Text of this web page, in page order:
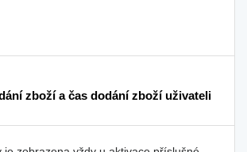
zboží a čas dodání zboží uživateli